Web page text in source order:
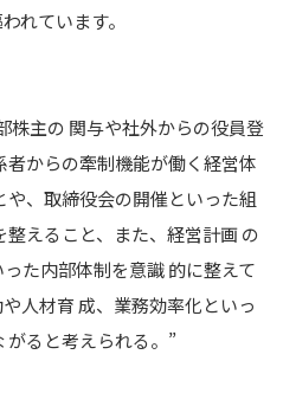
れています。
株主の 関与や社外からの役員登
からの牽制機能が働く経営体
、取締役会の開催といった組
えること、また、経営計画 の
た内部体制を意識 的に整えて
人材育 成、業務効率化といっ
がると考えられる。”